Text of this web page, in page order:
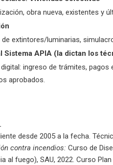
obra nueva, existentes y
de extintores/luminarias,
Sistema APIA (la dictan los
ingreso de trámites,
aprobados.
desde 2005 a la fecha.
contra incendios: Curso de
al fuego), SAU, 2022. Curso